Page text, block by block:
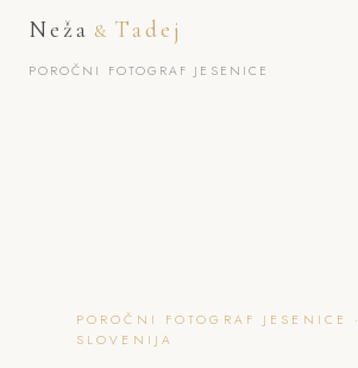
Neža & Tadej
POROČNI FOTOGRAF JESENICE
POROČNI FOTOGRAF JESENICE ·
SLOVENIJA